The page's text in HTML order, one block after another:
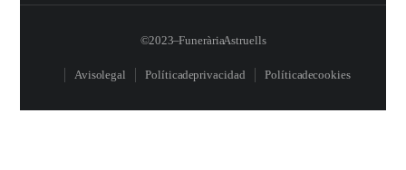
© 2023 – Funerària Astruells
Aviso legal Política de privacidad Política de cookies